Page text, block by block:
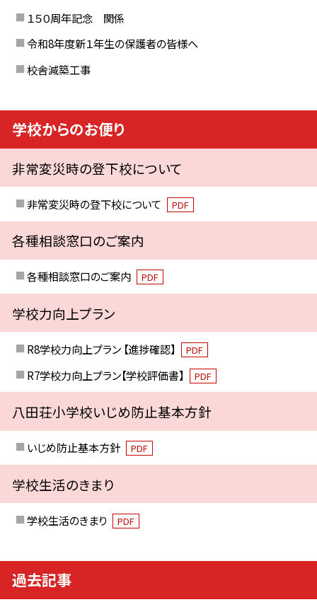
１５０周年記念 関係
令和8年度新１年生の保護者の皆様へ
校舎減築工事
学校からのお便り
非常変災時の登下校について
非常変災時の登下校について PDF
各種相談窓口のご案内
各種相談窓口のご案内 PDF
学校力向上プラン
R8学校力向上プラン 【進捗確認】 PDF
R7学校力向上プラン【学校評価書】 PDF
八田荘小学校いじめ防止基本方針
いじめ防止基本方針 PDF
学校生活のきまり
学校生活のきまり PDF
過去記事